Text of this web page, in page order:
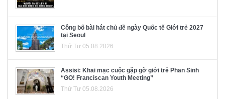
Công bố bài hát chủ đề ngày Quốc tế Giới trẻ 2027
tại Seoul
Thứ Tư 05.08.2026
Assisi: Khai mạc cuộc gặp gỡ giới trẻ Phan Sinh
“GO! Franciscan Youth Meeting”
Thứ Tư 05.08.2026